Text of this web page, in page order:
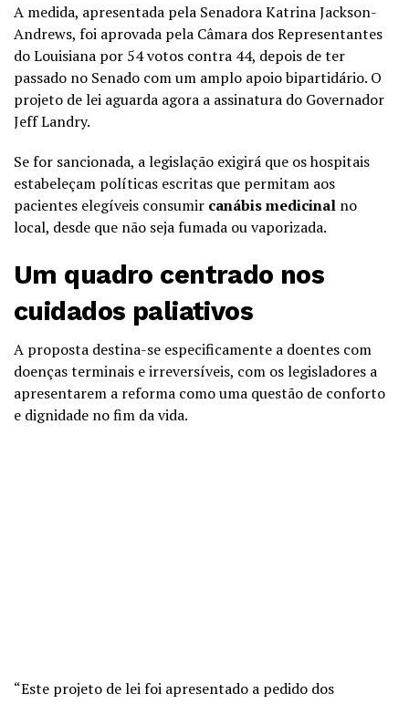
A medida, apresentada pela Senadora Katrina Jackson-
Andrews, foi aprovada pela Câmara dos Representantes
do Louisiana por 54 votos contra 44, depois de ter
passado no Senado com um amplo apoio bipartidário. O
projeto de lei aguarda agora a assinatura do Governador
Jeff Landry.
Se for sancionada, a legislação exigirá que os hospitais
estabeleçam políticas escritas que permitam aos
pacientes elegíveis consumir canábis medicinal no
local, desde que não seja fumada ou vaporizada.
Um quadro centrado nos
cuidados paliativos
A proposta destina-se especificamente a doentes com
doenças terminais e irreversíveis, com os legisladores a
apresentarem a reforma como uma questão de conforto
e dignidade no fim da vida.
“Este projeto de lei foi apresentado a pedido dos